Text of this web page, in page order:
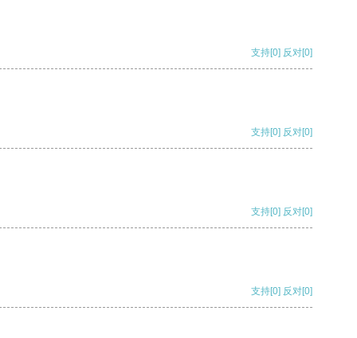
支持[0] 反对[0]
支持[0] 反对[0]
支持[0] 反对[0]
支持[0] 反对[0]